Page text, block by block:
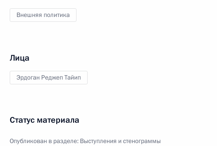
Внешняя политика
Лица
Эрдоган Реджеп Тайип
Статус материала
Опубликован в разделе: Выступления и стенограммы